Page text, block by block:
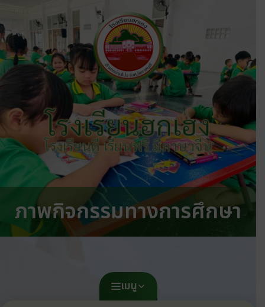
โรงเรียนฮกเฮง
โรงเรียนดี เรียนฟรี มีภาษาจีน
ภาพกิจกรรมทางการศึกษา
เมนู